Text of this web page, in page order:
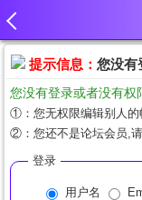
提示信息： 您没有
您没有登录或者没有权
①：您无权限编辑别人的
②：您还不是论坛会员,
登录
用户名